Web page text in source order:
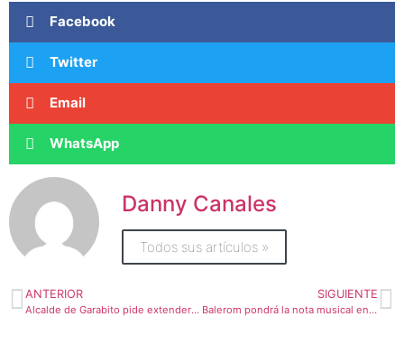
Facebook
Twitter
Email
WhatsApp
Danny Canales
Todos sus artículos »
ANTERIOR
Alcalde de Garabito pide extender horario de bares y restaurantes hasta media noche
SIGUIENTE
Balerom pondrá la nota musical en el quinto programa de Transitarte en Botica